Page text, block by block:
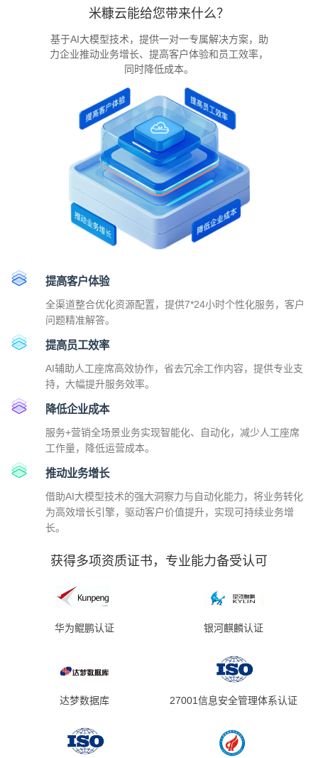
米糠云能给您带来什么？
基于AI大模型技术，提供一对一专属解决方案，助
力企业推动业务增长、提高客户体验和员工效率，
同时降低成本。
提高客户体验
全渠道整合优化资源配置，提供7*24小时个性化服务，客户
问题精准解答。
提高员工效率
AI辅助人工座席高效协作，省去冗余工作内容，提供专业支
持，大幅提升服务效率。
降低企业成本
服务+营销全场景业务实现智能化、自动化，减少人工座席
工作量，降低运营成本。
推动业务增长
借助AI大模型技术的强大洞察力与自动化能力，将业务转化
为高效增长引擎，驱动客户价值提升，实现可持续业务增
长。
获得多项资质证书，专业能力备受认可
华为鲲鹏认证 银河麒麟认证
达梦数据库 27001信息安全管理体系认证